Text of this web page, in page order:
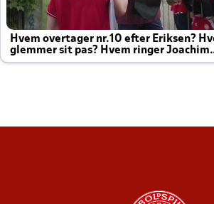
Hvem overtager nr.10 efter Eriksen?
glemmer sit pas? Hvem ringer Joachim
altid til efter kampe?